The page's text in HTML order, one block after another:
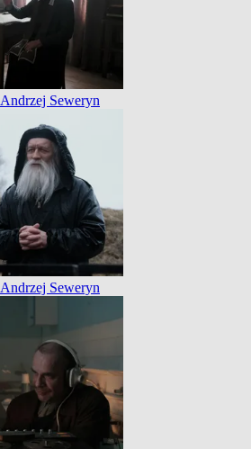
Andrzej Seweryn
Andrzej Seweryn